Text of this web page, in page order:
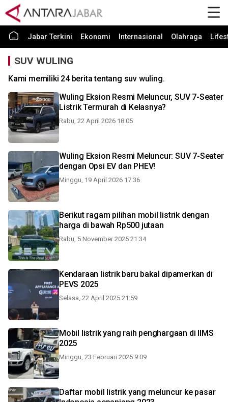
Jabar Terkini Ekonomi Internasional Olahraga
SUV WULING
Kami memiliki 24 berita tentang suv wuling.
Wuling Eksion Resmi Meluncur, SUV 7-Seater
Listrik Termurah di Kelasnya?
Rabu, 22 April 2026 18:05
Wuling Eksion Resmi Meluncur: SUV 7-Seater
dengan Opsi EV dan PHEV!
Minggu, 19 April 2026 17:36
Berikut ragam pilihan mobil listrik dengan
harga di bawah Rp500 jutaan
Rabu, 5 November 2025 21:34
Kendaraan listrik baru bakal dipamerkan di
PEVS 2025
Selasa, 22 April 2025 21:59
Mobil listrik yang raih penghargaan di IIMS
2025
Minggu, 23 Februari 2025 9:09
Daftar mobil listrik yang meluncur ke pasar